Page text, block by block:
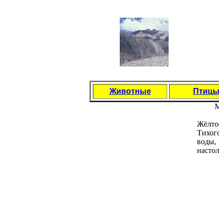
Животные
Птицы
воды,